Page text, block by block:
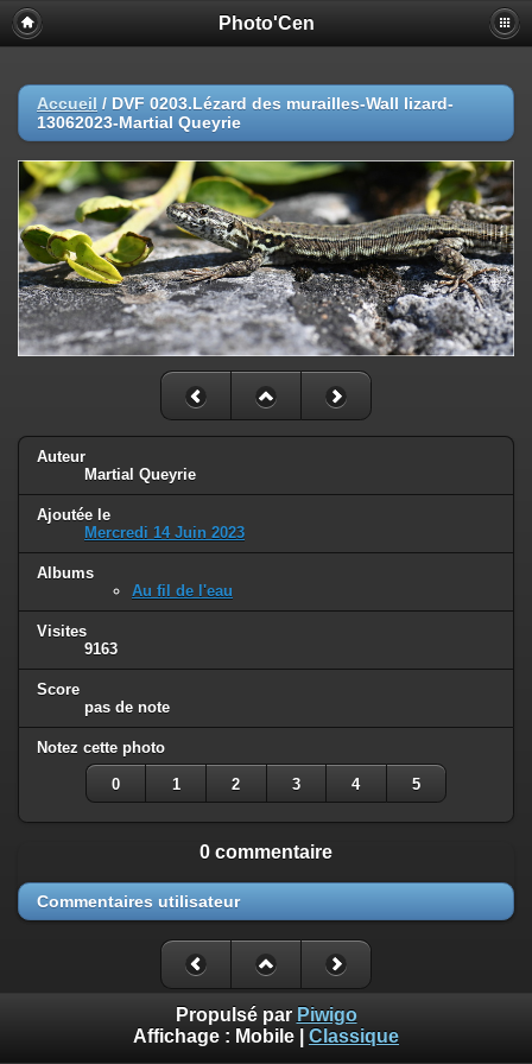
Photo'Cen
Accueil / DVF 0203.Lézard des murailles-Wall lizard-
13062023-Martial Queyrie
Auteur
Martial Queyrie
Ajoutée le
Mercredi 14 Juin 2023
Albums
Au fil de l'eau
Visites
9163
Score
pas de note
Notez cette photo
0 1 2 3 4 5
0 commentaire
Commentaires utilisateur
Propulsé par Piwigo
Affichage : Mobile Classique